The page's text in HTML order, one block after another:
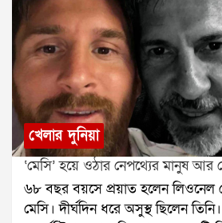
খেলার দুনিয়া
‘মেসি’ হয়ে ওঠার নেপথ্যের মানুষ আর
৬৮ বছর বয়সে প্রয়াত হলেন লিওনেল
মেসি। দীর্ঘদিন ধরে অসুস্থ ছিলেন